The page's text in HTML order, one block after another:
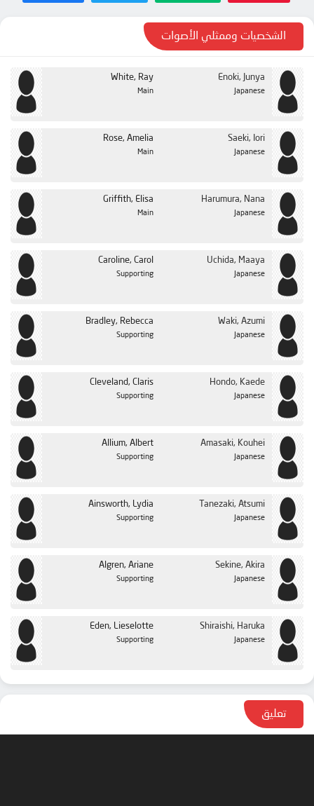
الشخصيات وممثلي الأصوات
White, Ray
Main
Enoki, Junya
Japanese
Rose, Amelia
Main
Saeki, Iori
Japanese
Griffith, Elisa
Main
Harumura, Nana
Japanese
Caroline, Carol
Supporting
Uchida, Maaya
Japanese
Bradley, Rebecca
Supporting
Waki, Azumi
Japanese
Cleveland, Claris
Supporting
Hondo, Kaede
Japanese
Allium, Albert
Supporting
Amasaki, Kouhei
Japanese
Ainsworth, Lydia
Supporting
Tanezaki, Atsumi
Japanese
Algren, Ariane
Supporting
Sekine, Akira
Japanese
Eden, Lieselotte
Supporting
Shiraishi, Haruka
Japanese
تعليق